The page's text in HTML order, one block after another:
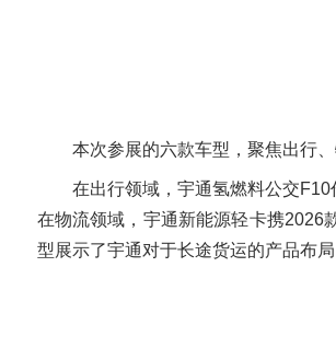
本次参展的六款车型，聚焦出行
在出行领域，宇通氢燃料公交
在物流领域，宇通新能源轻卡携2026
型展示了宇通对于长途货运的产品布局